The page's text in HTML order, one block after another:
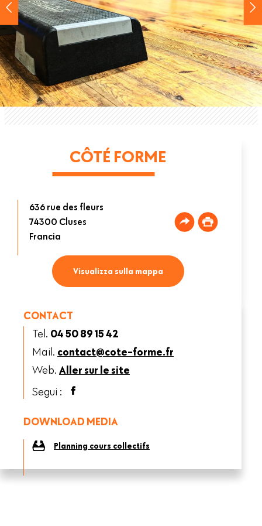
CÔTÉ FORME
636 rue des fleurs
74300 Cluses
Francia
Visualizza sulla mappa
CONTACT
Tel. 04 50 89 15 42
Mail. contact@cote-forme.fr
Web. Aller sur le site
Segui :
DOWNLOAD MEDIA
Planning cours collectifs